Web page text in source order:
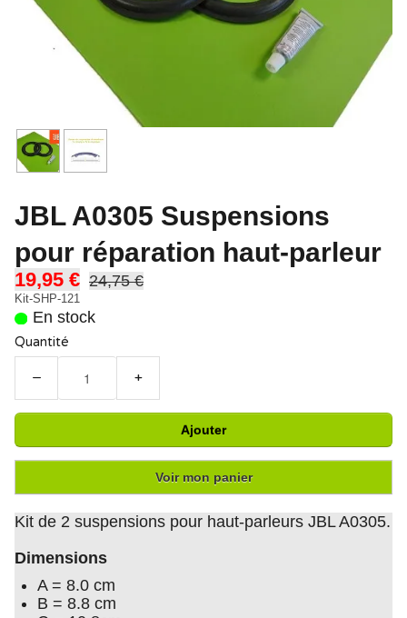
JBL A0305 Suspensions
pour réparation haut-parleur
19,95 € 24,75 €
Kit-SHP-121
En stock
Quantité
− +
Ajouter
Voir mon panier
Kit de 2 suspensions pour haut-parleurs JBL A0305.
Dimensions
A = 8.0 cm
B = 8.8 cm